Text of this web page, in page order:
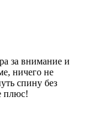
за внимание и
ничего не
спину без
плюс!